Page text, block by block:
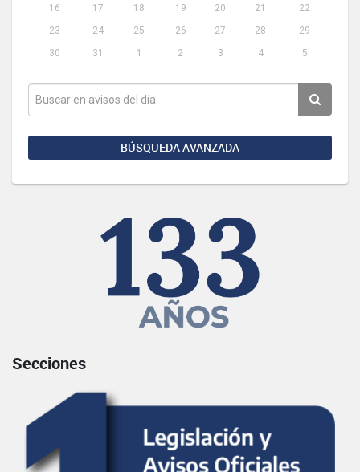
16
17 18 19 20 21
22
23
24 25 26 27 28
29
30
31 1 2 3 4 5
BÚSQUEDA AVANZADA
Secciones